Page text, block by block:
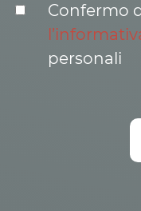
Confermo
personali